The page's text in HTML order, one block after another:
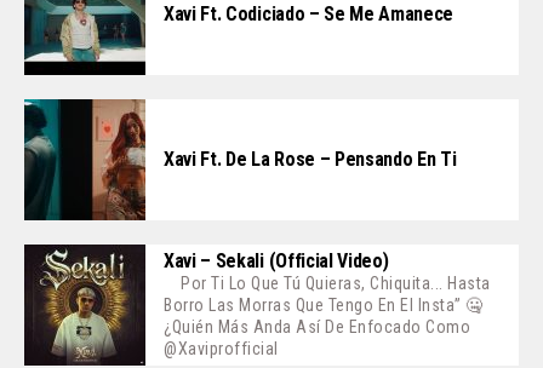
Xavi Ft. Codiciado – Se Me Amanece
Xavi Ft. De La Rose – Pensando En Ti
Xavi – Sekali (Official Video)
Por Ti Lo Que Tú Quieras, Chiquita... Hasta
Borro Las Morras Que Tengo En El Insta” 🤐
¿Quién Más Anda Así De Enfocado Como
@xaviprofficial